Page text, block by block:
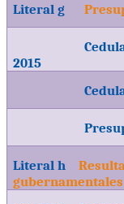
Literal g
Cedula
2015
Cedula
Literal h
gubernamentales